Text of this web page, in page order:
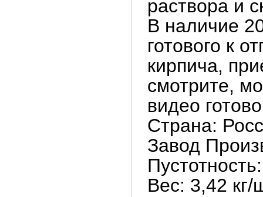
раствора и
В наличие
готового к
кирпича,
смотрите,
видео
Страна:
Завод
Вес: 3,42 кг/